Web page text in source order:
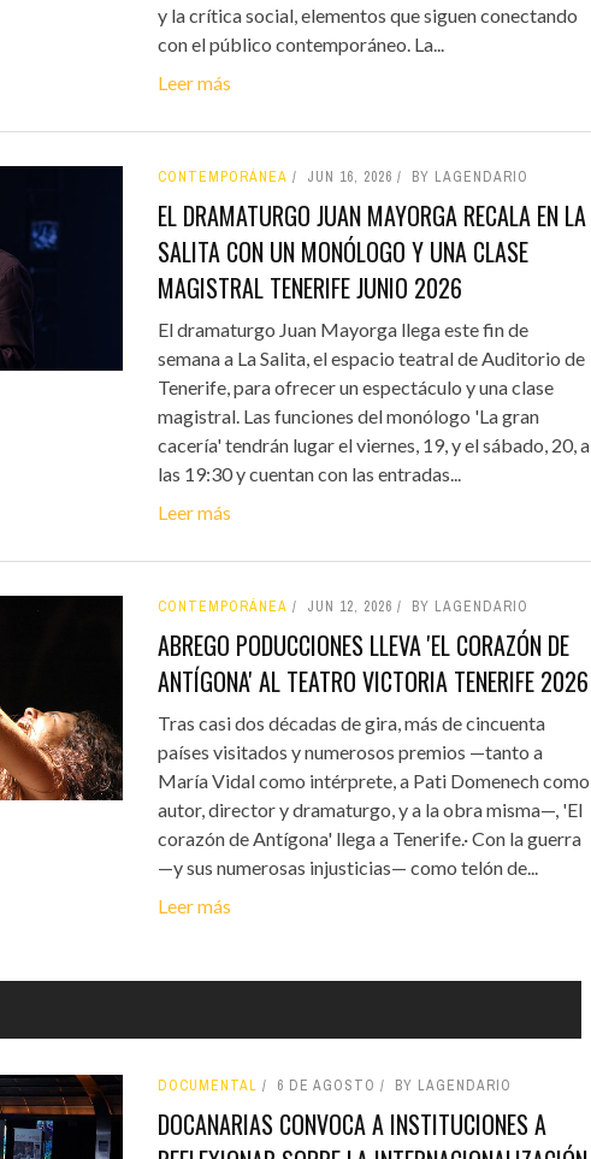
y la crítica social, elementos que siguen conectando
con el público contemporáneo. La...
Leer más
CONTEMPORÁNEA JUN 16, 2026 BY LAGENDARIO
EL DRAMATURGO JUAN MAYORGA RECALA EN LA
SALITA CON UN MONÓLOGO Y UNA CLASE
MAGISTRAL TENERIFE JUNIO 2026
El dramaturgo Juan Mayorga llega este fin de
semana a La Salita, el espacio teatral de Auditorio de
Tenerife, para ofrecer un espectáculo y una clase
magistral. Las funciones del monólogo 'La gran
cacería' tendrán lugar el viernes, 19, y el sábado, 20, a
las 19:30 y cuentan con las entradas...
Leer más
CONTEMPORÁNEA JUN 12, 2026 BY LAGENDARIO
ABREGO PODUCCIONES LLEVA 'EL CORAZÓN DE
ANTÍGONA' AL TEATRO VICTORIA TENERIFE 2026
Tras casi dos décadas de gira, más de cincuenta
países visitados y numerosos premios —tanto a
María Vidal como intérprete, a Pati Domenech como
autor, director y dramaturgo, y a la obra misma—, 'El
corazón de Antígona' llega a Tenerife.· Con la guerra
—y sus numerosas injusticias— como telón de...
Leer más
DOCUMENTAL 6 DE AGOSTO BY LAGENDARIO
DOCANARIAS CONVOCA A INSTITUCIONES A